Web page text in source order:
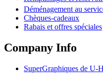
Déménagement au
Chèques-cadeaux
Rabais et offres spéciales
Company Info
SuperGraphiques de U-